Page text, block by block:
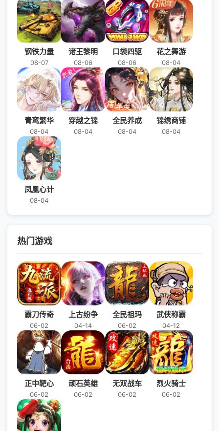
钢铁力量
08-07
诸王黎明
08-06
口袋四驱
08-06
花之舞游
08-04
青鸾繁华
08-04
穿越之锦
08-04
全民养成
08-04
锦绣商铺
08-04
凤凰心计
08-04
热门游戏
霸刀传奇
06-02
上古纷争
04-14
全民祖玛
06-02
武侠称霸
04-12
正中靶心
06-02
顽石英雄
06-02
无双战车
06-02
烈火骑士
06-02